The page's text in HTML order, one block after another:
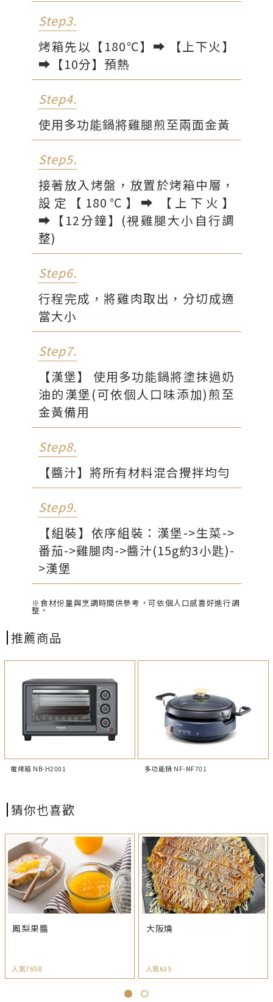
蒜泥
檸檬汁
1g
美乃滋
常溫水
6mL
Step3.
烤箱先以【180℃】⮕ 【上下火】
⮕【10分】預熱
Step4.
使用多功能鍋將雞腿煎至兩面金黃
Step5.
接著放入烤盤，放置於烤箱中層，
設定【180℃】⮕ 【上下火】
⮕【12分鐘】(視雞腿大小自行調
整)
Step6.
行程完成，將雞肉取出，分切成適
當大小
Step7.
【漢堡】 使用多功能鍋將塗抹過奶
油的漢堡(可依個人口味添加)煎至
金黃備用
Step8.
【醬汁】將所有材料混合攪拌均勻
Step9.
【組裝】依序組裝：漢堡->生菜->
番茄->雞腿肉->醬汁(15g約3小匙)-
>漢堡
※食材份量與烹調時間供參考，可依個人口感喜好進行調
整。
推薦商品
電烤箱 NB-H2001 多功能鍋 NF-MF701
猜你也喜歡
鳳梨果醬
人氣7658
大阪燒
人氣635